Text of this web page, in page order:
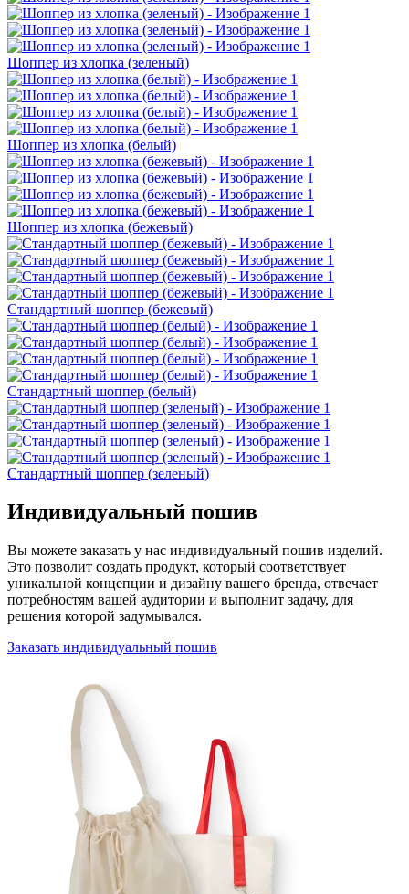
Шоппер из хлопка (зеленый)
Шоппер из хлопка (белый)
Шоппер из хлопка (бежевый)
Стандартный шоппер (бежевый)
Стандартный шоппер (белый)
Стандартный шоппер (зеленый)
Индивидуальный пошив
Вы можете заказать у нас индивидуальный пошив изделий.
Это позволит создать продукт, который соответствует
уникальной концепции и дизайну вашего бренда, отвечает
потребностям вашей аудитории и выполнит задачу, для
решения которой задумывался.
Заказать индивидуальный пошив